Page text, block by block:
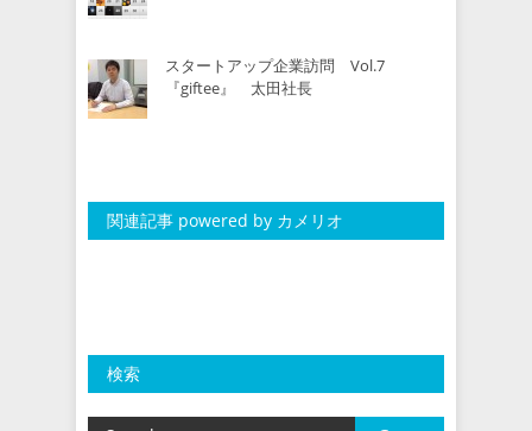
スタートアップ企業訪問 Vol.7
『giftee』 太田社長
関連記事 powered by カメリオ
検索